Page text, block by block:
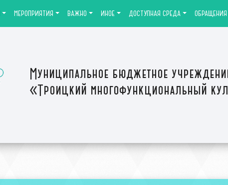
Муниципальное бюджетное
«Троицкий многофункциональный
МЕРОПРИЯТИЯ ВАЖНО ИНОЕ ДОСТУПНАЯ СРЕДА